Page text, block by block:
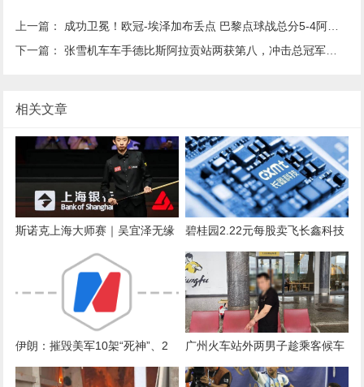
上一篇： 成功卫冕！欧冠-埃泽加布丢点 巴黎点球战总分5-4阿森纳夺冠
下一篇：张雪机车车手德比斯阿拉贡站两获第八，冲击总冠军仍有希望
相关文章
斯诺克上海大师赛｜吴宜泽无缘
决赛，坦言练球时间减少
碧桂园2.22元每股卖飞长鑫科技
（现价54.65元），痛失470亿
伊朗：摧毁美军10架“死神”、2
架重型直升机！伊前外长警告乌
广州火车站外两男子趁乘客候车
睡着偷手机，被抓获！现场曝光